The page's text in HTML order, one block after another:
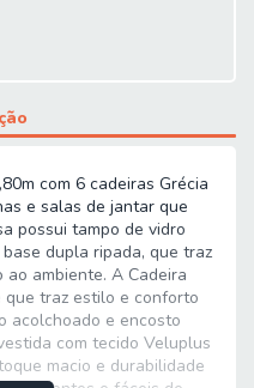
com 6 cadeiras Grécia
e salas de jantar que
possui tampo de vidro
dupla ripada, que traz
ambiente. A Cadeira
que traz estilo e conforto
acolchoado e encosto
com tecido Veluplus
macio e durabilidade